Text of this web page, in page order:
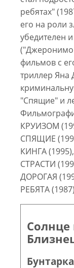
ребятах"
его на роли
убедителен
("Джеронимо
фильмов с
триллер Яна
"Спящие" и
КРУИЗОМ
СПЯЩИЕ
КИНГА
СТРАСТИ
ДОРОГАЯ
РЕБЯТА
Солнце